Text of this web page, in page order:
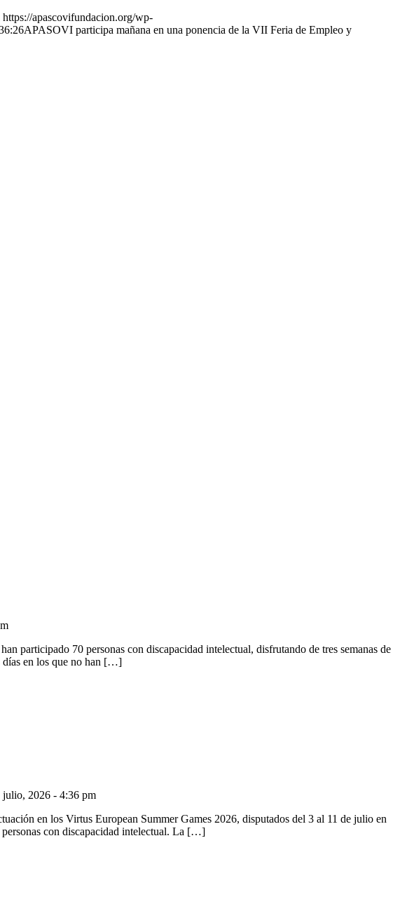
https://apascovifundacion.org/wp-
APASOVI participa mañana en una ponencia de la VII Feria de Empleo y
participado 70 personas con discapacidad intelectual, disfrutando de tres semanas de
días en los que no han […]
julio, 2026 - 4:36 pm
en los Virtus European Summer Games 2026, disputados del 3 al 11 de julio en
personas con discapacidad intelectual. La […]